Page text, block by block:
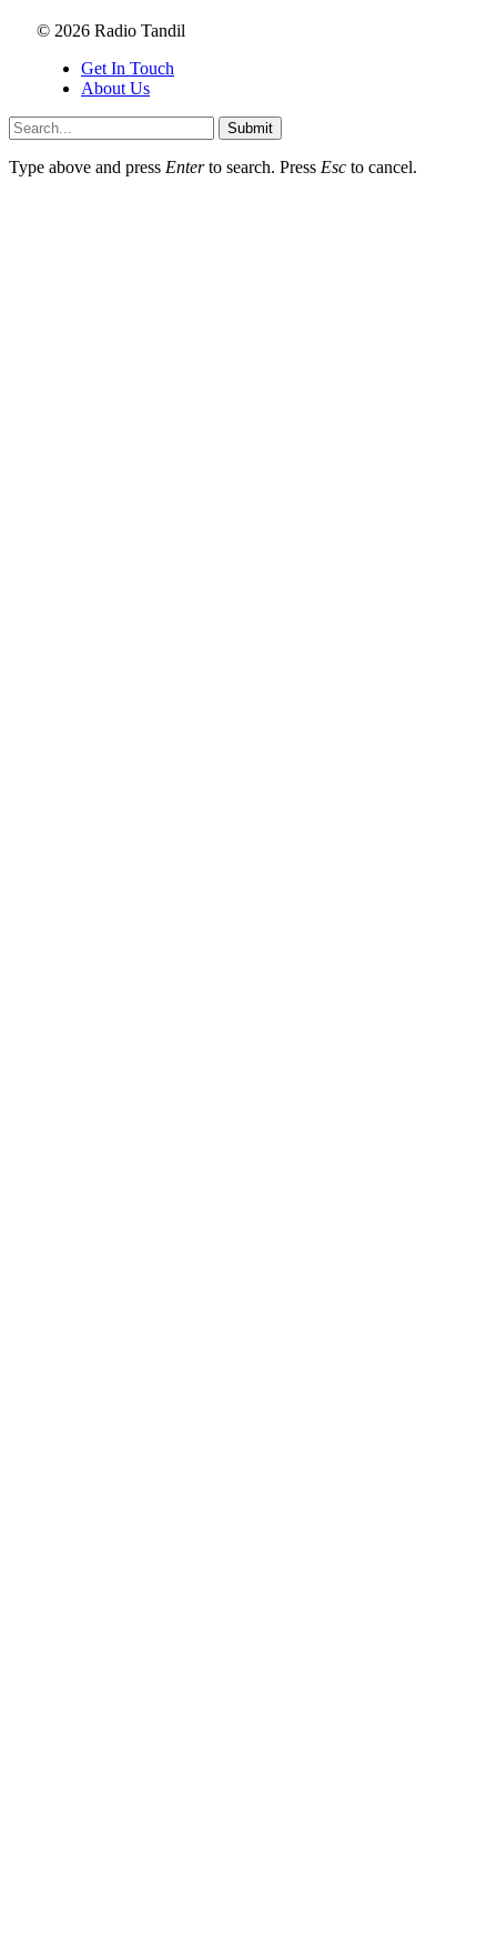
© 2026 Radio Tandil
Get In Touch
About Us
Submit
Type above and press Enterto search. Press Esc to cancel.